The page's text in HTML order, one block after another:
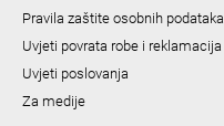
Pravila zaštite osobnih podataka
Uvjeti povrata robe i reklamacija
Uvjeti poslovanja
Za medije